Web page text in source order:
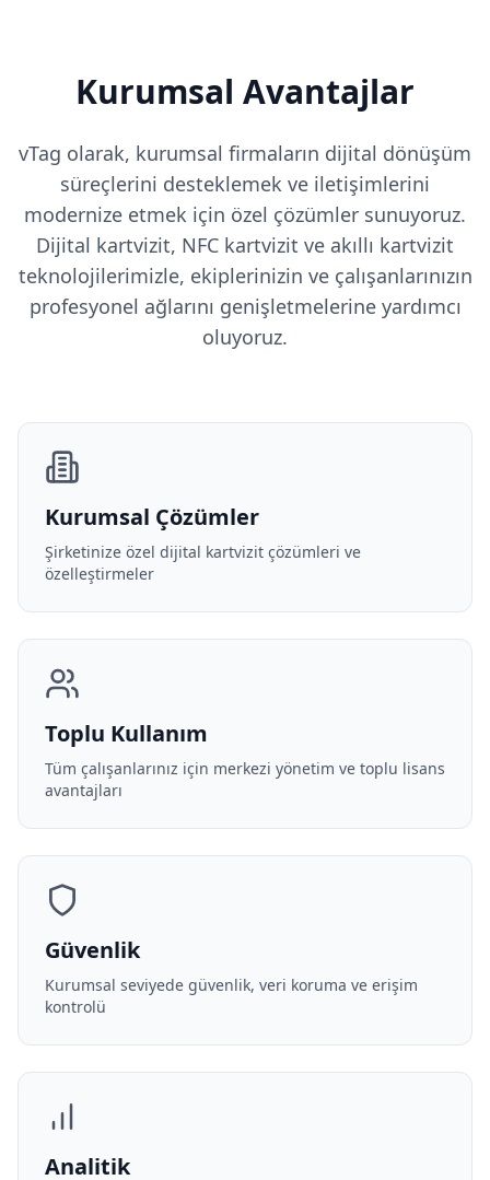
Kurumsal Avantajlar
vTag olarak, kurumsal firmaların dijital dönüşüm
süreçlerini desteklemek ve iletişimlerini
modernize etmek için özel çözümler sunuyoruz.
Dijital kartvizit, NFC kartvizit ve akıllı kartvizit
teknolojilerimizle, ekiplerinizin ve çalışanlarınızın
profesyonel ağlarını genişletmelerine yardımcı
oluyoruz.
Kurumsal Çözümler
Şirketinize özel dijital kartvizit çözümleri ve
özelleştirmeler
Toplu Kullanım
Tüm çalışanlarınız için merkezi yönetim ve toplu lisans
avantajları
Güvenlik
Kurumsal seviyede güvenlik, veri koruma ve erişim
kontrolü
Analitik